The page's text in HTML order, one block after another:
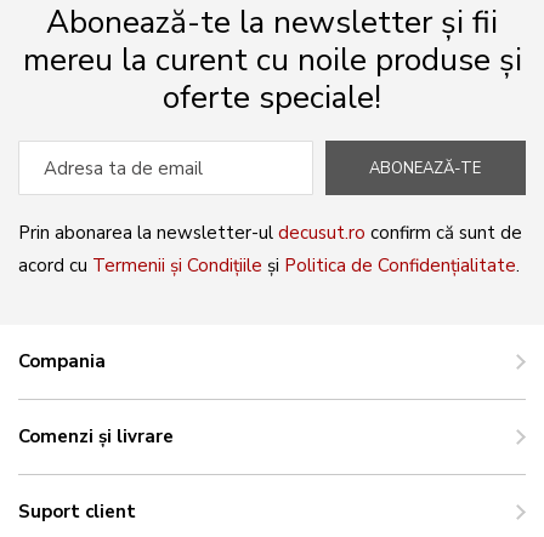
Abonează-te la newsletter și fii
mereu la curent cu noile produse și
oferte speciale!
ABONEAZĂ-TE
Prin abonarea la newsletter-ul decusut.ro confirm că sunt de
acord cu Termenii și Condițiile și Politica de Confidențialitate.
Compania
Comenzi și livrare
Suport client